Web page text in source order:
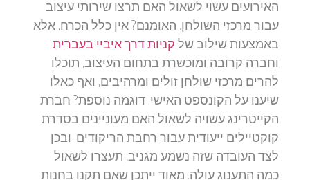
האירועים עשוי לשאול האם תרצו שירותי עיצוב
עבור מרכזי השולחן. האומנם? אין כלל הכרח, אלא
באמצעות שילוב של קניות דרך איביי בעברית
וחברה קרובה ומוכשרת בתחום העיצוב, תוכלו
להרים מרכזי שולחן זולים ומרהיבים, ואף כאלו
שיענו על הקונספט האישי. דוגמה נוספת? חברת
הקייטרינג עשויה לשאול האם מעוניינים בסדרת
קוקטיילים ייעודית עבור רחבת הריקודים. ובכן
לצד העובדה שזה נשמע מגניב, תעצרו לשאול
כמה התענוג עולה. מאוד ייתכן שאם תקנו בחנות